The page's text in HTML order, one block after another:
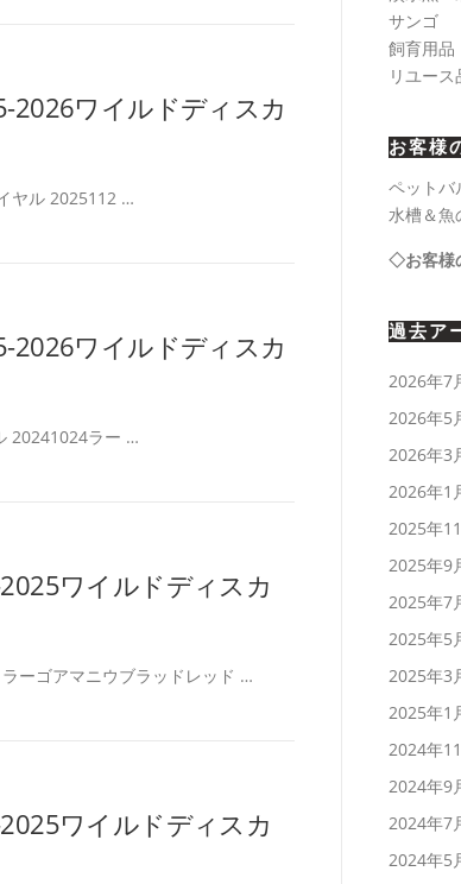
2026ワイルドディスカ
ヤル 2025112 …
2026ワイルドディスカ
20241024ラー …
ワイルドディスカ
ーゴアマニウブラッドレッド …
ワイルドディスカ
サンゴ
飼育用品
リユース
お客様
ペットバ
水槽＆魚
◇お客様
過去ア
2026年7
2026年5
2026年3
2026年1
2025年
2025年9
2025年7
2025年5
2025年3
2025年1
2024年
2024年9
2024年7
2024年5